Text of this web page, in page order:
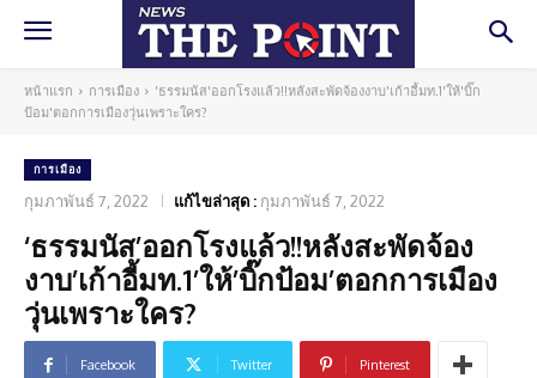
หน้าแรก การเมือง
'ธรรมนัส'ออกโรงแล้ว!!หลังสะพัดจ้องงาบ'เก้าอี้มท.1'ให้'บิ๊ก
ป้อม'ตอกการเมืองวุ่นเพราะใคร?
การเมือง
กุมภาพันธ์ 7, 2022 แก้ไขล่าสุด : กุมภาพันธ์ 7, 2022
‘ธรรมนัส’ออกโรงแล้ว!!หลังสะพัดจ้อง
งาบ’เก้าอี้มท.1’ให้’บิ๊กป้อม’ตอกการเมือง
วุ่นเพราะใคร?
Facebook Twitter Pinterest